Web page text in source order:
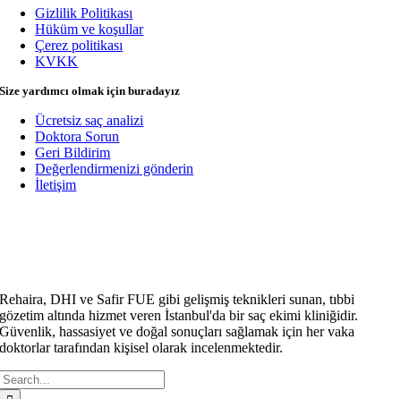
Gizlilik Politikası
Hüküm ve koşullar
Çerez politikası
KVKK
Size yardımcı olmak için buradayız
Ücretsiz saç analizi
Doktora Sorun
Geri Bildirim
Değerlendirmenizi gönderin
İletişim
Rehaira, DHI ve Safir FUE gibi gelişmiş teknikleri sunan, tıbbi
gözetim altında hizmet veren İstanbul'da bir saç ekimi kliniğidir.
Güvenlik, hassasiyet ve doğal sonuçları sağlamak için her vaka
doktorlar tarafından kişisel olarak incelenmektedir.